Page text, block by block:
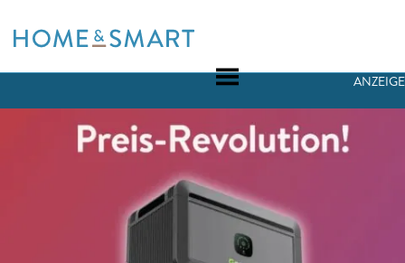
to
ANZEIGE